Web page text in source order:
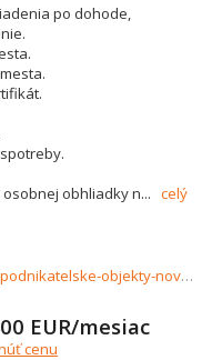
po dohode,
obhliadky n... celý
https://www.reality-zilina.com/prenajom-podnikatelske-objekty-novostavby/Kancelarie-administrativne-priestory--100-m2---Zilina-sirsie-centrum-35758/?utm_source=areality&utm_medium=xml&utm_term=35758&utm_content=pozemok&utm_campaign=portaly
EUR/mesiac
cenu